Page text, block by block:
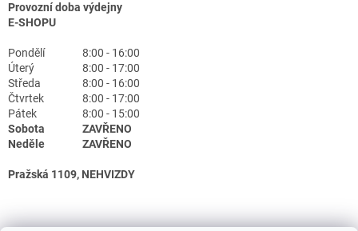
Provozní doba výdejny
E-SHOPU
Pondělí
8:00 - 16:00
Úterý
8:00 - 17:00
Středa
8:00 - 16:00
Čtvrtek
8:00 - 17:00
Pátek
8:00 - 15:00
Sobota
ZAVŘENO
Neděle
ZAVŘENO
Pražská 1109, NEHVIZDY